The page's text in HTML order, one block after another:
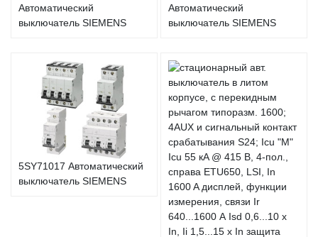
Автоматический
выключатель SIEMENS
Автоматический
выключатель SIEMENS
5SY71017 Автоматический
выключатель SIEMENS